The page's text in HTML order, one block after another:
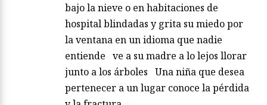
bajo la nieve o en habitaciones de
hospital blindadas y grita su miedo por
la ventana en un idioma que nadie
entiende ve a su madre a lo lejos llorar
junto a los árboles Una niña que desea
pertenecer a un lugar conoce la pérdida